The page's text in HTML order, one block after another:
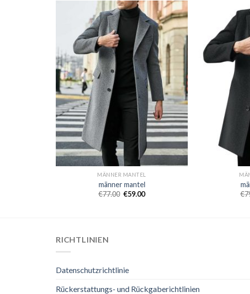
MÄNNER MANTEL
männer mantel
€77.00 €59.00
€
RICHTLINIEN
Datenschutzrichtlinie
Rückerstattungs- und Rückgaberichtlinien